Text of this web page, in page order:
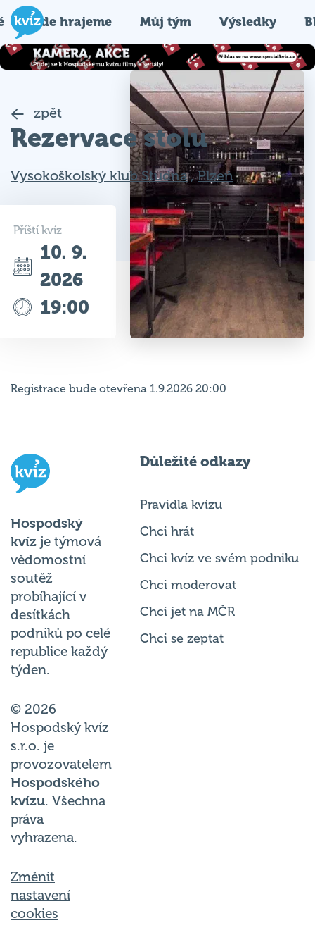
Kde hrajeme Můj tým Výsledky
zpět
Rezervace stolu
Vysokoškolský klub Studna,Plzeň
Příští kvíz
10. 9.
2026
19:00
Registrace bude otevřena 1.9.2026 20:00
Hospodský
kvíz je týmová
vědomostní
soutěž
probíhající v
desítkách
podniků po celé
republice každý
týden.
© 2026
Hospodský kvíz
s.r.o. je
provozovatelem
Hospodského
kvízu. Všechna
práva
vyhrazena.
Změnit
nastavení
cookies
Důležité odkazy
Pravidla kvízu
Chci hrát
Chci kvíz ve svém podniku
Chci moderovat
Chci jet na MČR
Chci se zeptat